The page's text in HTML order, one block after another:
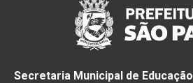
Secretaria Municipal de Educação